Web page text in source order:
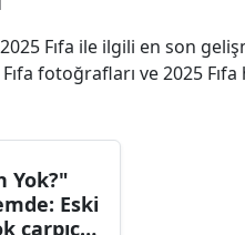
Fıfa ile ilgili en son
fotoğrafları ve 2025
Yok?"
Eski
çarpıcı